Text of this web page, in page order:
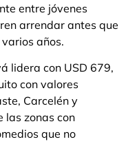
entre jóvenes
arrendar antes que
años.
lidera con USD 679,
con valores
Carcelén y
las zonas con
que no